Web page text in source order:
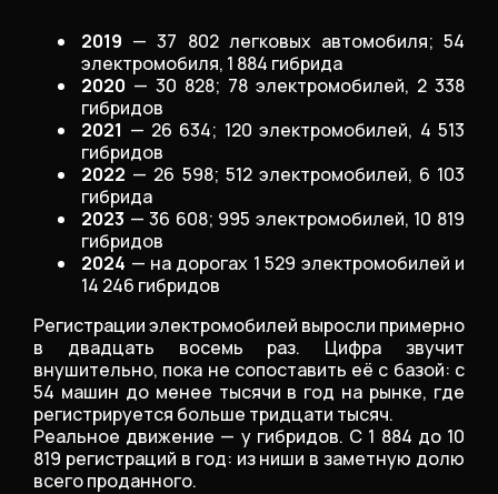
2019 — 37 802 легковых автомобиля; 54
электромобиля, 1 884 гибрида
2020 — 30 828; 78 электромобилей, 2 338
гибридов
2021 — 26 634; 120 электромобилей, 4 513
гибридов
2022 — 26 598; 512 электромобилей, 6 103
гибрида
2023 — 36 608; 995 электромобилей, 10 819
гибридов
2024 — на дорогах 1 529 электромобилей и
14 246 гибридов
Регистрации электромобилей выросли примерно
в двадцать восемь раз. Цифра звучит
внушительно, пока не сопоставить её с базой: с
54 машин до менее тысячи в год на рынке, где
регистрируется больше тридцати тысяч.
Реальное движение — у гибридов. С 1 884 до 10
819 регистраций в год: из ниши в заметную долю
всего проданного.